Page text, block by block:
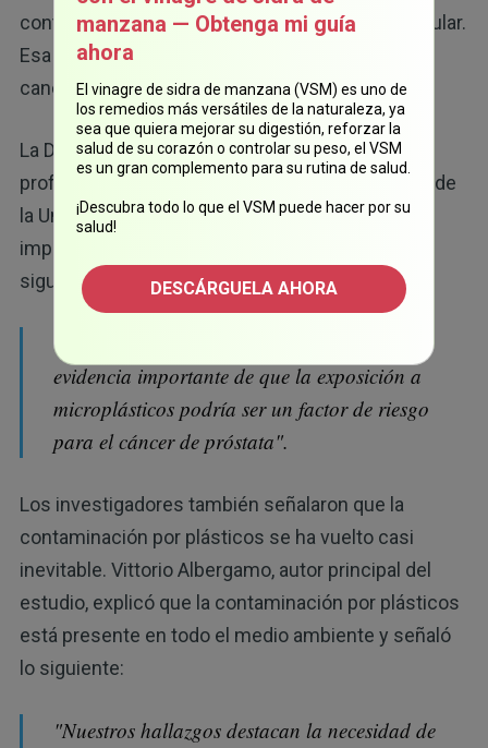
control normales que regulan el crecimiento celular.
Esa descomposición da lugar a las células
cancerosas.
La Dra. Stacy Loeb, autora principal del estudio y
profesora de la Facultad de Medicina Grossman de
la Universidad de Nueva York, destacó la
importancia del descubrimiento, y afirmó lo
siguiente:
"Nuestro estudio piloto proporciona
evidencia importante de que la exposición a
microplásticos podría ser un factor de riesgo
para el cáncer de próstata".
Los investigadores también señalaron que la
contaminación por plásticos se ha vuelto casi
inevitable. Vittorio Albergamo, autor principal del
estudio, explicó que la contaminación por plásticos
está presente en todo el medio ambiente y señaló
lo siguiente:
"Nuestros hallazgos destacan la necesidad de
manzana — Obtenga mi guía
ahora
El vinagre de sidra de manzana (VSM) es uno de
los remedios más versátiles de la naturaleza, ya
sea que quiera mejorar su digestión, reforzar la
salud de su corazón o controlar su peso, el VSM
es un gran complemento para su rutina de salud.
¡Descubra todo lo que el VSM puede hacer por su
salud!
DESCÁRGUELA AHORA